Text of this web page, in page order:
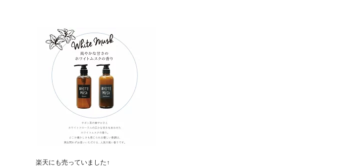
楽天にも売っていました↑